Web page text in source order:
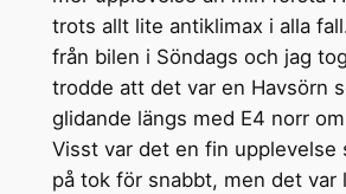
trots allt lite antiklimax i alla
från bilen i Söndags och jag
trodde att det var en Havsörn
glidande längs med E4 norr
Visst var det en fin upplevelse
på tok för snabbt, men det var